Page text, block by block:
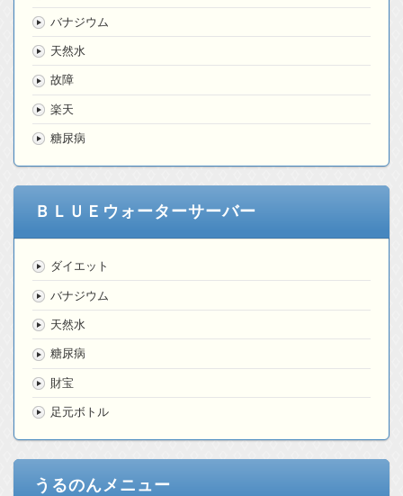
バナジウム
天然水
故障
楽天
糖尿病
ＢＬＵＥウォーターサーバー
ダイエット
バナジウム
天然水
糖尿病
財宝
足元ボトル
うるのんメニュー